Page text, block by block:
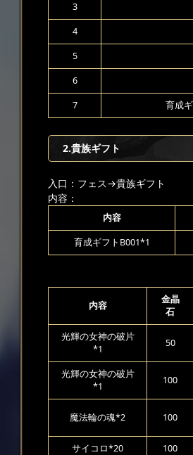
3
4
5
6
7 育成
2.貴族ギフト
入口：フェス→貴族ギフト
内容：
内容
育成ギフトB001*1
内容
金晶
石
光輝の女神の破片
*1
50
光輝の女神の破片
*1
100
魔法輪の魂*2 100
サイコロ*20 100